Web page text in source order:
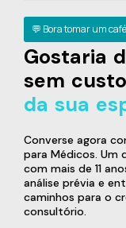
💬 Bora tomar um
Gostaria
sem
da sua
Converse agora
para Médicos. Um
com mais de 11
análise prévia e
caminhos para o
consultório.